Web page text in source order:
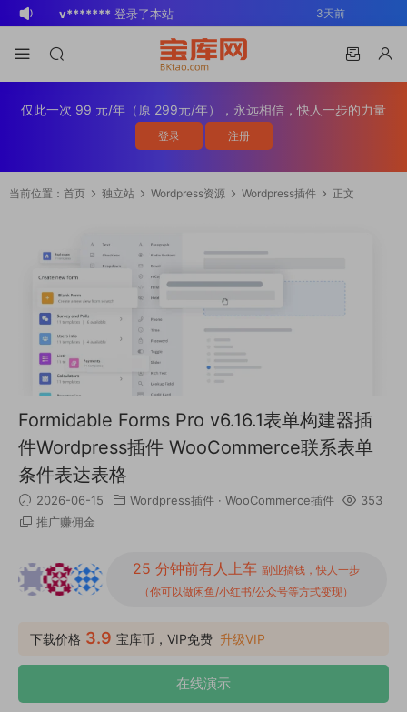
v******* 登录了本站 3天前
登录了本站
Pro v4.5.0 / v4.2.0 Wordpress邮件插
购买了资源WP Mail SMTP
Pro v4.5.0 / v4.2.0 Wordpress邮件插
下载了资源Elementor Pro
/v3.32.1/ v3.31.0 / v3.30.1/ v3.30.0 /
/3.27.x /3.26.3 强大先进的网站构建器
插件wordpress主题模板编辑神器页面生
成器插件 wp响应式主题模板编辑生成器
公司主题模板外贸跨境电商模板编辑工具
v4.1.2/v4.1.1/v4.0.4 /v4.0.1 /v3.33.2
v3.29.2 / v3.29.1 / v3.29.0 / v3.28.x
/3.27.x /3.26.3 强大先进的网站构建器
插件wordpress主题模板编辑神器页面生
成器插件 wp响应式主题模板编辑生成器
公司主题模板外贸跨境电商模板编辑工具
Elementor Pro
/v3.32.1/ v3.31.0 / v3.30.1/ v3.30.0 /
v3.29.2 / v3.29.1 / v3.29.0 / v3.28.x
/3.27.x /3.26.3 强大先进的网站构建器
插件wordpress主题模板编辑神器页面生
成器插件 wp响应式主题模板编辑生成器
公司主题模板外贸跨境电商模板编辑工具
v*******下载了资源
Custom Fields Pro v6.7.0.2 / v6.5.1 /
v6.4.3 / v6.4.2 / v6.4.1 / v6.4.0.1
/v6.3.12 高级自定义字段专业版
Wordpress插件ACF PRO
仅此一次 99 元/年（原 299元/年），永远相信，快人一步的力量
登录 注册
当前位置： 首页 独立站 Wordpress资源 Wordpress插件 正文
Formidable Forms Pro v6.16.1表单构建器插
件Wordpress插件 WooCommerce联系表单
条件表达表格
2026-06-15 Wordpress插件 · WooCommerce插件
353
推广赚佣金
25 分钟前有人上车副业搞钱，快人一步
（你可以做闲鱼/小红书/公众号等方式变现）
下载价格 3.9 宝库币，VIP免费 升级VIP
在线演示